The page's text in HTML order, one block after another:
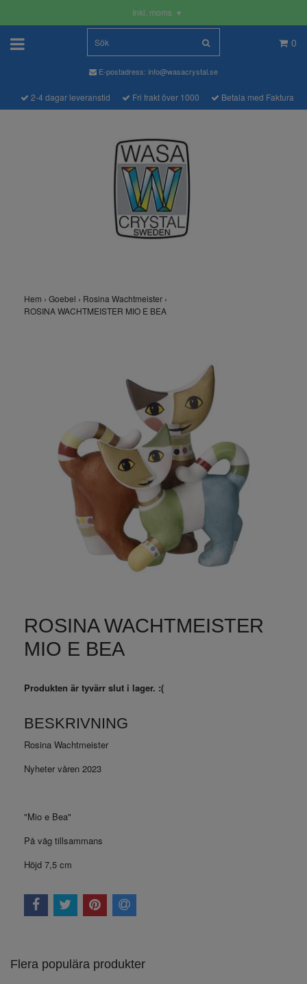
Inkl. moms ▾
0
E-postadress: info@wasacrystal.se
2-4 dagar leveranstid Fri frakt över 1000 Betala med Faktura
Hem › Goebel › Rosina Wachtmeister ›
ROSINA WACHTMEISTER MIO E BEA
ROSINA WACHTMEISTER
MIO E BEA
Produkten är tyvärr slut i lager. :(
BESKRIVNING
Rosina Wachtmeister
Nyheter våren 2023
"Mio e Bea"
På väg tillsammans
Höjd 7,5 cm
Flera populära produkter